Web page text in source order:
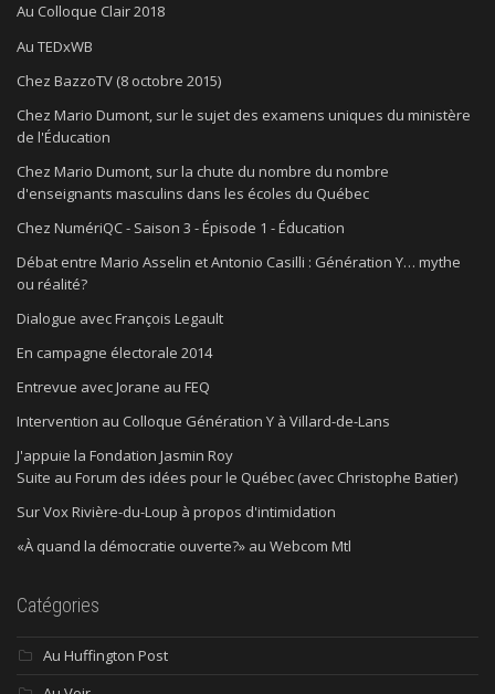
Au Colloque Clair 2018
Au TEDxWB
Chez BazzoTV (8 octobre 2015)
Chez Mario Dumont, sur le sujet des examens uniques du ministère
de l'Éducation
Chez Mario Dumont, sur la chute du nombre du nombre
d'enseignants masculins dans les écoles du Québec
Chez NumériQC - Saison 3 - Épisode 1 - Éducation
Débat entre Mario Asselin et Antonio Casilli : Génération Y… mythe
ou réalité?
Dialogue avec François Legault
En campagne électorale 2014
Entrevue avec Jorane au FEQ
Intervention au Colloque Génération Y à Villard-de-Lans
J'appuie la Fondation Jasmin Roy
Suite au Forum des idées pour le Québec (avec Christophe Batier)
Sur Vox Rivière-du-Loup à propos d'intimidation
«À quand la démocratie ouverte?» au Webcom Mtl
Catégories
Au Huffington Post